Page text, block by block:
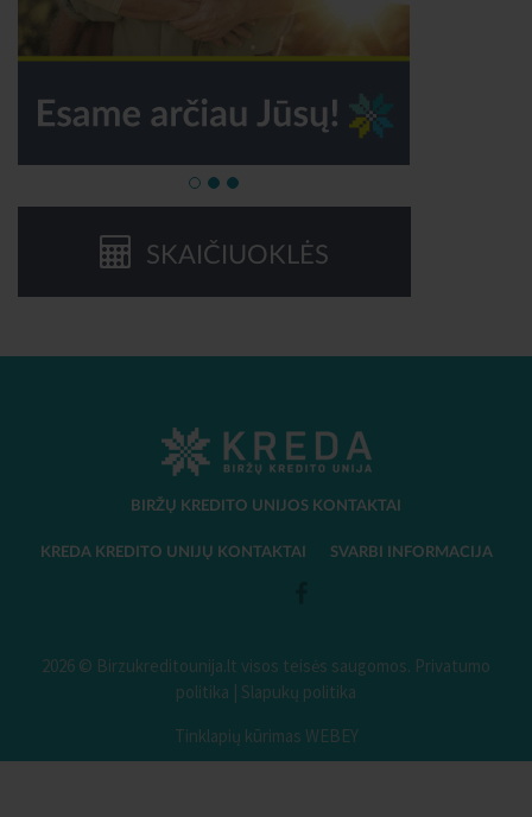
SKAIČIUOKLĖS
BIRŽŲ KREDITO UNIJOS KONTAKTAI
KREDA KREDITO UNIJŲ KONTAKTAI SVARBI INFORMACIJA
2026 © Birzukreditounija.lt visos teisės saugomos. Privatumo
politika | Slapukų politika
Tinklapių kūrimas WEBEY